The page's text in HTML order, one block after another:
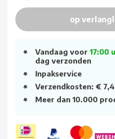
op
Vandaag voor 17:00
dag verzonden
Inpakservice
Verzendkosten: €
Meer dan 10.000